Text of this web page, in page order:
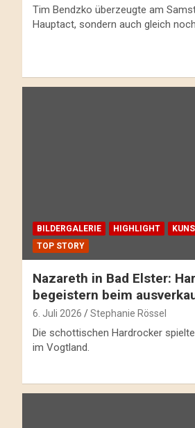
Tim Bendzko überzeugte am
Hauptact, sondern auch gleich
BILDERGALERIE HIGHLIGHT
TOP STORY
Nazareth in Bad Elster:
begeistern beim
6. Juli 2026 Stephanie Rössel
Die schottischen Hardrocker
im Vogtland.